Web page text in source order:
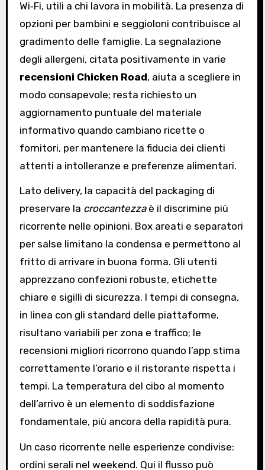
Wi‑Fi, utili a chi lavora in mobilità. La presenza di
opzioni per bambini e seggioloni contribuisce al
gradimento delle famiglie. La segnalazione
degli allergeni, citata positivamente in varie
recensioni Chicken Road, aiuta a scegliere in
modo consapevole; resta richiesto un
aggiornamento puntuale del materiale
informativo quando cambiano ricette o
fornitori, per mantenere la fiducia dei clienti
attenti a intolleranze e preferenze alimentari.
Lato delivery, la capacità del packaging di
preservare la croccantezzaè il discrimine più
ricorrente nelle opinioni. Box areati e separatori
per salse limitano la condensa e permettono al
fritto di arrivare in buona forma. Gli utenti
apprezzano confezioni robuste, etichette
chiare e sigilli di sicurezza. I tempi di consegna,
in linea con gli standard delle piattaforme,
risultano variabili per zona e traffico; le
recensioni migliori ricorrono quando l’app stima
correttamente l’orario e il ristorante rispetta i
tempi. La temperatura del cibo al momento
dell’arrivo è un elemento di soddisfazione
fondamentale, più ancora della rapidità pura.
Un caso ricorrente nelle esperienze condivise:
ordini serali nel weekend. Qui il flusso può